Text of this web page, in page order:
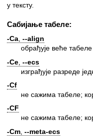
у тексту.
Сабијање табеле:
-Ca, --align
обрађује веће
-Ce --ecs
изграђује разреде
-Cf
не сажима табеле;
-CF
не сажима табеле;
-Cm --meta-ecs